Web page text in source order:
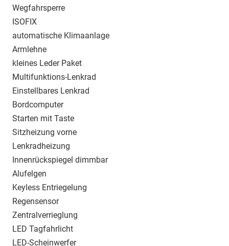
Wegfahrsperre
ISOFIX
automatische Klimaanlage
Armlehne
kleines Leder Paket
Multifunktions-Lenkrad
Einstellbares Lenkrad
Bordcomputer
Starten mit Taste
Sitzheizung vorne
Lenkradheizung
Innenrückspiegel dimmbar
Alufelgen
Keyless Entriegelung
Regensensor
Zentralverrieglung
LED Tagfahrlicht
LED-Scheinwerfer